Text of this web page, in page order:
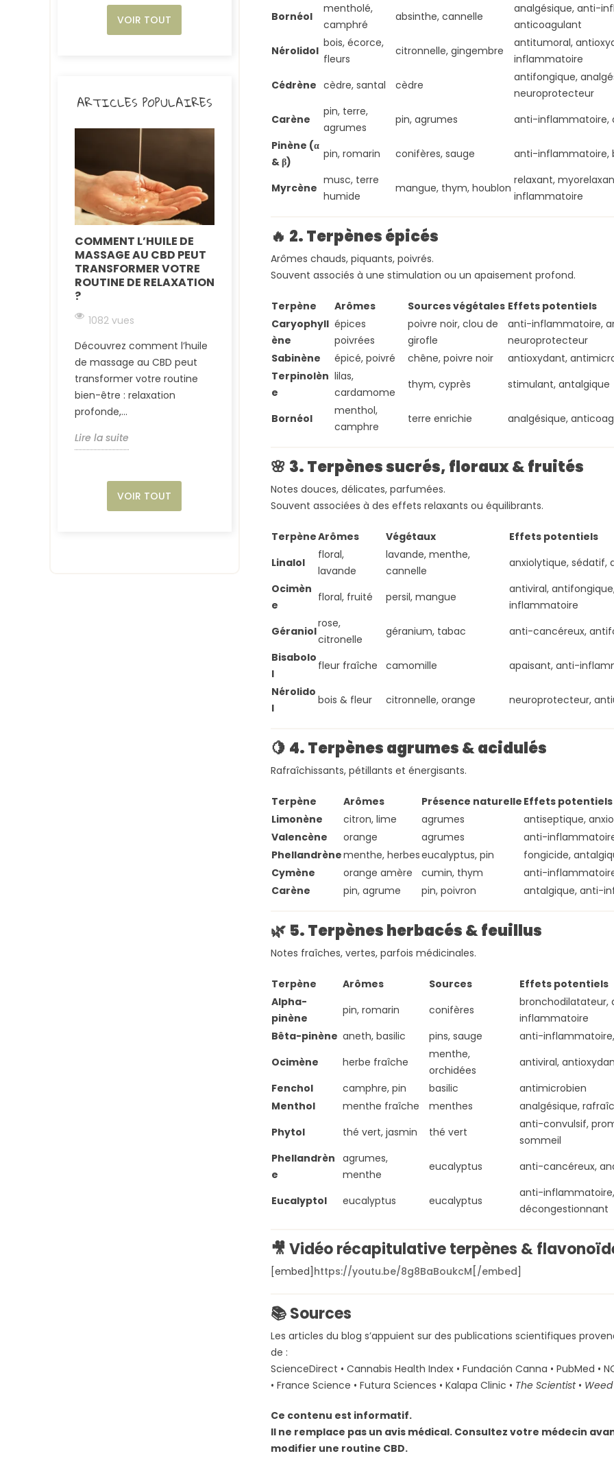
VOIR TOUT
ARTICLES POPULAIRES
COMMENT L’HUILE DE
MASSAGE AU CBD PEUT
TRANSFORMER VOTRE
ROUTINE DE RELAXATION
?
1082 vues
Découvrez comment l’huile
de massage au CBD peut
transformer votre routine
bien-être : relaxation
profonde,...
Lire la suite
TOUT SAVOIR SUR LA
TRIM CBD POUR LE BIEN-
Tout ce que vous devez
savoir sur la Trim de CBD: un
produit accessible,
écologique et efficace pour
intégrer le CBD...
🌿 CBD & SEXUALITÉ :
MYTHE, RÉALITÉ ET CE
QUE DIT LA SCIENCE
Comment le CBD influence-
t-il la sexualité, le désir et
l’orgasme ? Découvrez les
résultats des études
scientifiques,...
CBD et
mythe ou
VOIR TOUT
Bornéol
mentholé,
camphré
absinthe, cannelle
analgésique, anti-
anticoagulant
Nérolidol
bois, écorce,
fleurs
citronnelle, gingembre
antitumoral,
inflammatoire
Cédrène cèdre, santal cèdre
antifongique,
neuroprotecteur
Carène
pin, terre,
agrumes
pin, agrumes
anti-inflammatoire,
Pinène (α
& β)
pin, romarin conifères, sauge anti-inflammatoire,
Myrcène
musc, terre
humide
mangue, thym, houblon
relaxant,
inflammatoire
🔥 2. Terpènes épicés
Arômes chauds, piquants, poivrés.
Souvent associés à une stimulation ou un apaisement profond.
Terpène Arômes Sources végétales Effets potentiels
Caryophyll
ène
épices
poivrées
poivre noir, clou de
girofle
anti-inflammatoire,
neuroprotecteur
Sabinène
épicé, poivré chêne, poivre noir
antioxydant,
Terpinolèn
e
lilas,
cardamome
thym, cyprès stimulant, antalgique
Bornéol
menthol,
camphre
terre enrichie analgésique,
🌸 3. Terpènes sucrés, floraux & fruités
Notes douces, délicates, parfumées.
Souvent associées à des effets relaxants ou équilibrants.
TerpèneArômes Végétaux
Effets potentiels
Linalol
floral,
lavande
lavande, menthe,
cannelle
anxiolytique, sédatif,
Ocimèn
e
floral, fruité persil, mangue
antiviral,
inflammatoire
Géraniol
rose,
citronelle
géranium, tabac
anti-cancéreux,
Bisabolo
l
fleur fraîche camomille
apaisant, anti-
Nérolido
l
bois & fleur citronnelle, orange neuroprotecteur,
🍋 4. Terpènes agrumes & acidulés
Rafraîchissants, pétillants et énergisants.
Terpène Arômes Présence naturelle Effets potentiels
Limonène
citron, lime agrumes
antiseptique,
Valencène
orange agrumes
anti-
Phellandrènementhe, herbeseucalyptus, pin
fongicide,
Cymène
orange amère cumin, thym
anti-
Carène
pin, agrume pin, poivron antalgique, anti-
🌿 5. Terpènes herbacés & feuillus
Notes fraîches, vertes, parfois médicinales.
Terpène Arômes Sources
Effets potentiels
Alpha-
pinène
pin, romarin conifères
bronchodilatateur,
inflammatoire
Bêta-pinène aneth, basilic pins, sauge
anti-
Ocimène
herbe fraîche
menthe,
orchidées
antiviral,
Fenchol
camphre, pin basilic
antimicrobien
Menthol
menthe fraîche menthes
analgésique,
Phytol
thé vert, jasmin thé vert
anti-convulsif,
sommeil
Phellandrèn
e
agrumes,
menthe
eucalyptus anti-cancéreux,
Eucalyptol eucalyptus eucalyptus
anti-inflammatoire,
décongestionnant
🎥 Vidéo récapitulative terpènes &
[embed] https://youtu.be/8g8BaBoukcM[/embed]
📚 Sources
Les articles du blog s’appuient sur des publications scientifiques
de :
ScienceDirect • Cannabis Health Index • Fundación Canna • PubMed •
• France Science • Futura Sciences • Kalapa Clinic • The Scientist•
Ce contenu est informatif.
Il ne remplace pas un avis médical. Consultez votre médecin
modifier une routine CBD.